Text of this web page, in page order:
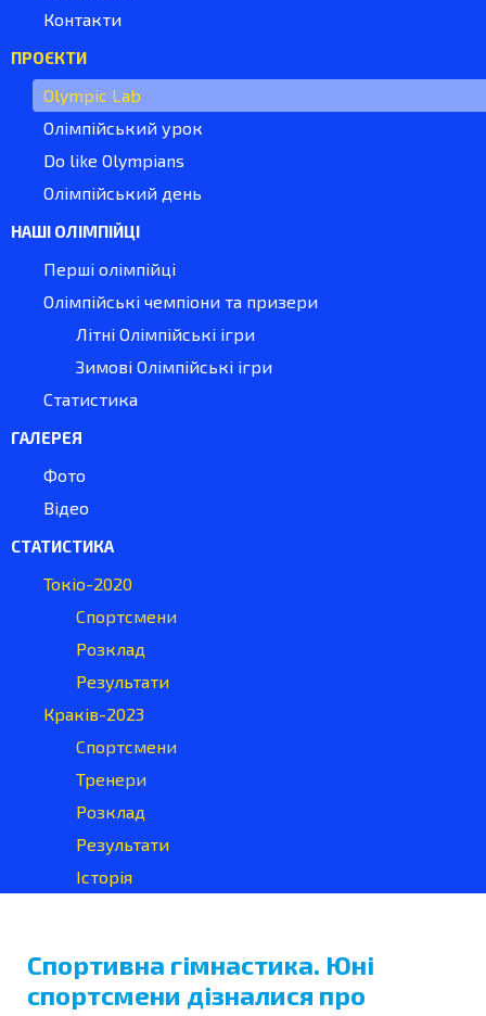
Контакти
ПРОЄКТИ
Olympic Lab
Олімпійський урок
Do like Olympians
Олімпійський день
НАШІ ОЛІМПІЙЦІ
Перші олімпійці
Олімпійські чемпіони та призери
Літні Олімпійські ігри
Зимові Олімпійські ігри
Статистика
ГАЛЕРЕЯ
Фото
Відео
СТАТИСТИКА
Токіо-2020
Спортсмени
Розклад
Результати
Краків-2023
Спортсмени
Тренери
Розклад
Результати
Історія
Спортивна гімнастика. Юні
спортсмени дізналися про